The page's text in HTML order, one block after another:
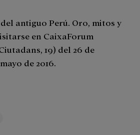
antiguo Perú. Oro, mitos y
en CaixaForum
19) del 26 de
de 2016.